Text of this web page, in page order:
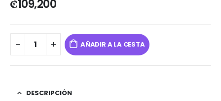
₡109,200
AÑADIR A LA CESTA
DESCRIPCIÓN